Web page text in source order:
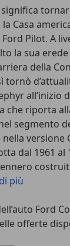
Casa
Pilot. A
la sua
della
tornò
all’inizio
che riporta
segmento
versione
dal 1961 al
più
Ford
offerte